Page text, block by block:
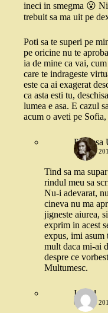
ineci in smegma 😮
trebuit sa ma uit pe
Poti sa te superi pe
pe oricine nu te
ia de mine ca vai,
care te indrageste
este ca ai exagerat
ca asta esti tu,
lumea e asa. E cazul
acum o aveti pe
Printesa
6 IULIE
Tind sa ma
rindul meu sa
Nu-i adevarat,
cineva nu ma
jigneste aiurea,
exprim in acest
expus, imi asum
mult daca mi-ai
despre ce
Multumesc.
Ingrid
6 IULIE